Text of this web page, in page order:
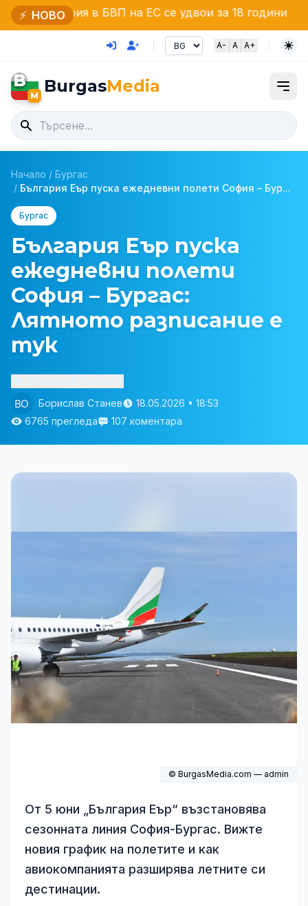
⚡ НОВО
в БВП на ЕС се удвои за 18 години Какво да
A- A A+
B
M BurgasMedia
Начало / Бургас
/ България Еър пуска ежедневни полети София – Бур...
Бургас
България Еър пуска
ежедневни полети
София – Бургас:
Лятното разписание е
тук
Борислав Станев
18.05.2026 • 18:53
6765 прегледа
107 коментара
© BurgasMedia.com — admin
От 5 юни „България Еър“ възстановява
сезонната линия София-Бургас. Вижте
новия график на полетите и как
авиокомпанията разширява летните си
дестинации.